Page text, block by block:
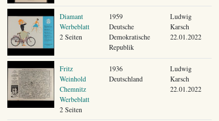
Diamant
Werbeblatt
2 Seiten
1959
Deutsche
Demokratische
Republik
Ludwig
Karsch
22.01.2022
Fritz
Weinhold
Chemnitz
Werbeblatt
2 Seiten
1936
Deutschland
Ludwig
Karsch
22.01.2022